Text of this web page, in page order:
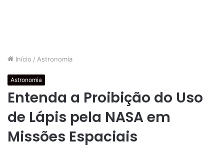
Início / Astronomia
Astronomia
Entenda a Proibição do Uso
de Lápis pela NASA em
Missões Espaciais